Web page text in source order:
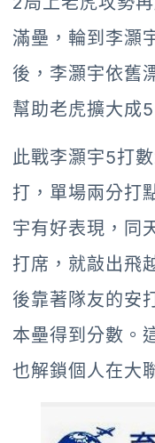
滿壘，輪到李灝
後，李灝宇依舊
幫助老虎擴大成
此戰李灝宇5打
打，單場兩分打
宇有好表現，同
打席，就敲出飛
後靠著隊友的安
本壘得到分數。
也解鎖個人在大